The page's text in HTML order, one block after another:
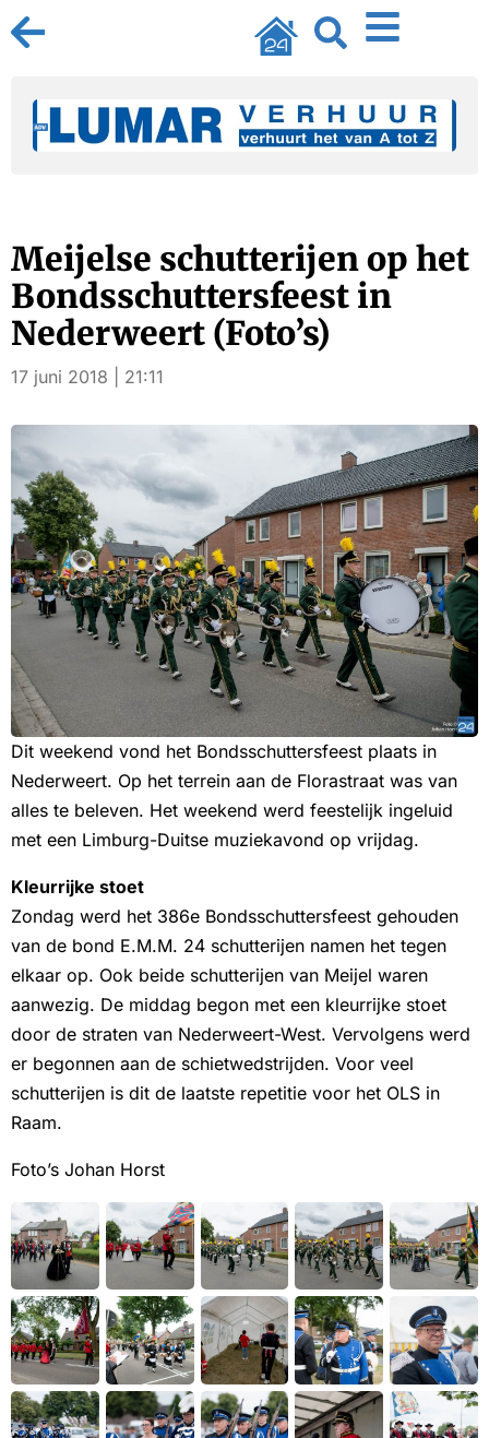
Meijelse schutterijen op het
Bondsschuttersfeest in
Nederweert (Foto’s)
17 juni 2018 | 21:11
Dit weekend vond het Bondsschuttersfeest plaats in
Nederweert. Op het terrein aan de Florastraat was van
alles te beleven. Het weekend werd feestelijk ingeluid
met een Limburg-Duitse muziekavond op vrijdag.
Kleurrijke stoet
Zondag werd het 386e Bondsschuttersfeest gehouden
van de bond E.M.M. 24 schutterijen namen het tegen
elkaar op. Ook beide schutterijen van Meijel waren
aanwezig. De middag begon met een kleurrijke stoet
door de straten van Nederweert-West. Vervolgens werd
er begonnen aan de schietwedstrijden. Voor veel
schutterijen is dit de laatste repetitie voor het OLS in
Raam.
Foto’s Johan Horst